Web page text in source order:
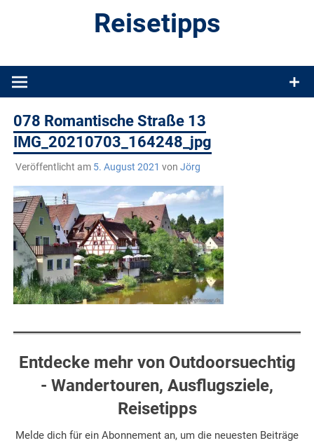
Reisetipps
Produkttests und Buchrezensionen. Ein Blog für alle, die gern
078 Romantische Straße 13
IMG_20210703_164248_jpg
Veröffentlicht am 5. August 2021 von Jörg
Entdecke mehr von Outdoorsuechtig
- Wandertouren, Ausflugsziele,
Reisetipps
Melde dich für ein Abonnement an, um die neuesten Beiträge